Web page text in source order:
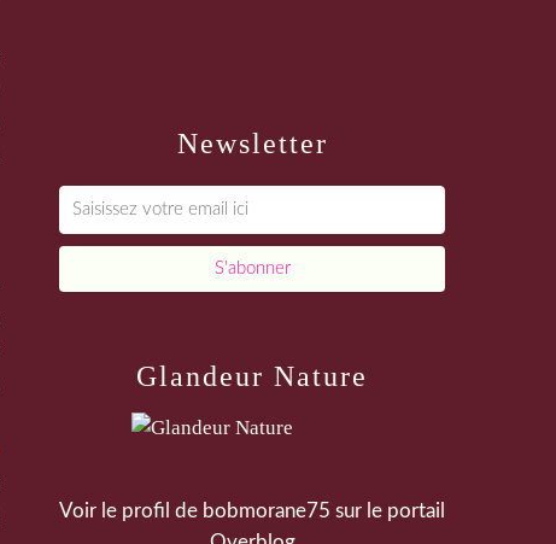
Newsletter
Glandeur Nature
Voir le profil de bobmorane75 sur le portail